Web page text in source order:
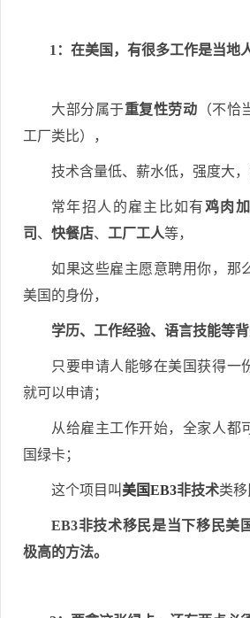
1：在美国，有很多工作是当地
大部分属于重复性劳动 （不恰
工厂类比），
技术含量低、薪水低，强度大，
常年招人的雇主比如有鸡肉
司 、 快餐店、 工厂工人等，
如果这些雇主愿意聘用你，那
美国的身份，
学历、工作经验、语言技能等
只要申请人能够在美国获得一
就可以申请；
从给雇主工作开始，全家人都
国绿卡；
这个项目叫 美国EB3非技术类
EB3非技术移民是当下移民美
极高的方法。